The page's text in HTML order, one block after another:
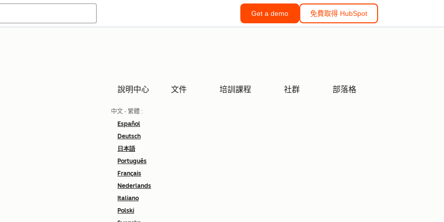
Get a demo 免費取得 HubSpot
說明中心 文件 培訓課程 社群 部落格
中文 - 繁體 :
Español
Deutsch
日本語
Português
Français
Nederlands
Italiano
Polski